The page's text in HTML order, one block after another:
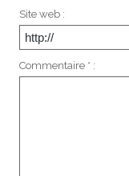
Site web :
Commentaire * :